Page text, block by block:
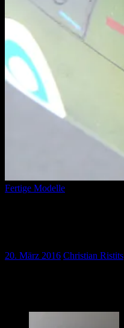
Fertige Modelle
20. März 2016 Christian Ristits